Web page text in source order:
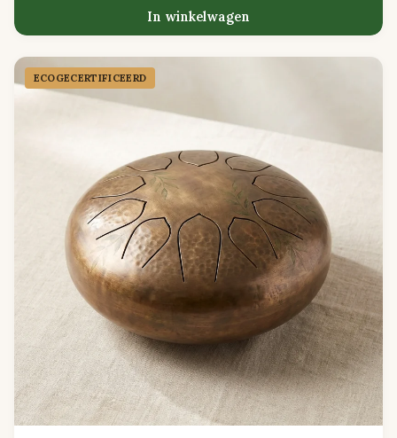
In winkelwagen
ECOGECER­TIFICEERD